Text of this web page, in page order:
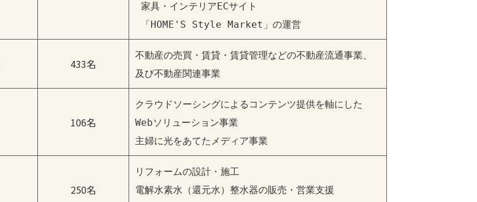
家具・インテリアECサイト
「HOME'S Style Market」の運営
433名
不動産の売買・賃貸・賃貸管理などの不動産流通事業、
及び不動産関連事業
106名
クラウドソーシングによるコンテンツ提供を軸にした
Webソリューション事業
主婦に光をあてたメディア事業
250名
リフォームの設計・施工
電解水素水（還元水）整水器の販売・営業支援